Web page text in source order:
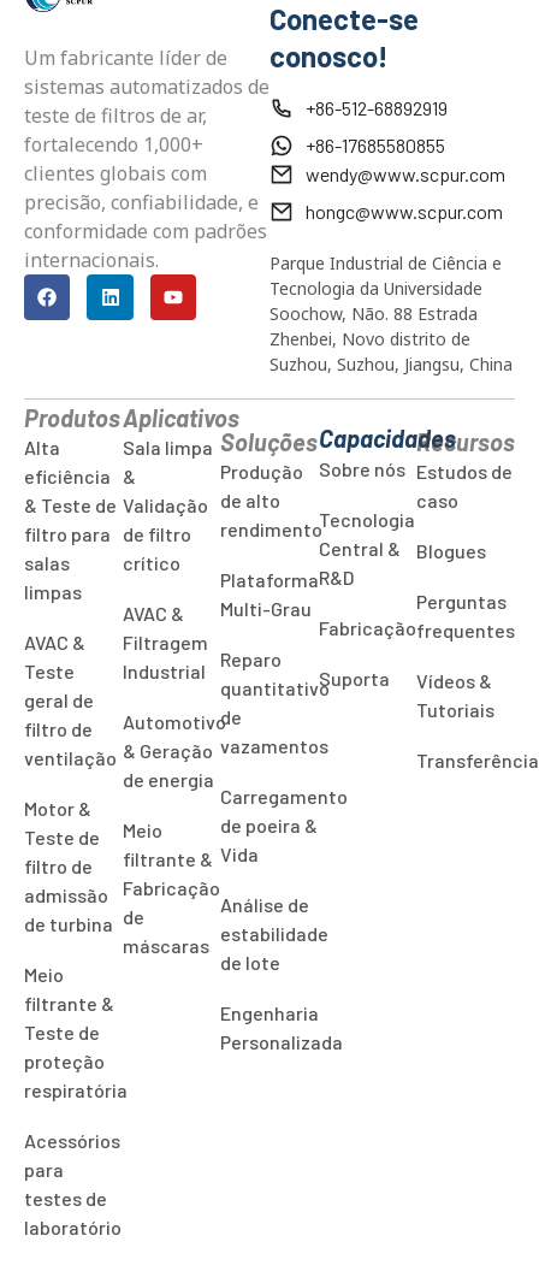
Um fabricante líder de
sistemas automatizados de
teste de filtros de ar,
fortalecendo 1,000+
clientes globais com
precisão, confiabilidade, e
conformidade com padrões
internacionais.
Conecte-se
conosco!
+86-512-68892919
+86-17685580855
wendy@www.scpur.com
hongc@www.scpur.com
Parque Industrial de Ciência e
Tecnologia da Universidade
Soochow, Não. 88 Estrada
Zhenbei, Novo distrito de
Suzhou, Suzhou, Jiangsu, China
Produtos
Alta
eficiência
& Teste de
filtro para
salas
limpas
AVAC &
Teste
geral de
filtro de
ventilação
Motor &
Teste de
filtro de
admissão
de turbina
Meio
filtrante &
Teste de
proteção
respiratória
Acessórios
para
testes de
laboratório
Aplicativos
Sala limpa
&
Validação
de filtro
crítico
AVAC &
Filtragem
Industrial
Automotivo
& Geração
de energia
Meio
filtrante &
Fabricação
de
máscaras
Soluções
Produção
de alto
rendimento
Plataforma
Multi-Grau
Reparo
quantitativo
de
vazamentos
Carregamento
de poeira &
Vida
Análise de
estabilidade
de lote
Engenharia
Personalizada
Capacidades
Sobre nós
Tecnologia
Central &
R&D
Fabricação
Suporta
Recursos
Estudos de
caso
Blogues
Perguntas
frequentes
Vídeos &
Tutoriais